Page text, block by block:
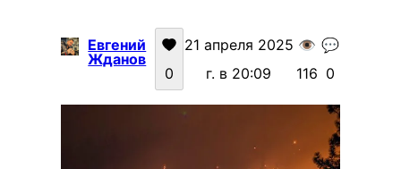
Евгений
Жданов
0
21 апреля 2025
г. в 20:09
👁️
116
💬
0